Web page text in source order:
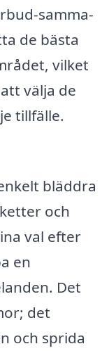
samma-
de bästa
vilket
välja de
tillfälle.
bläddra
och
val efter
en
Det
det
och sprida